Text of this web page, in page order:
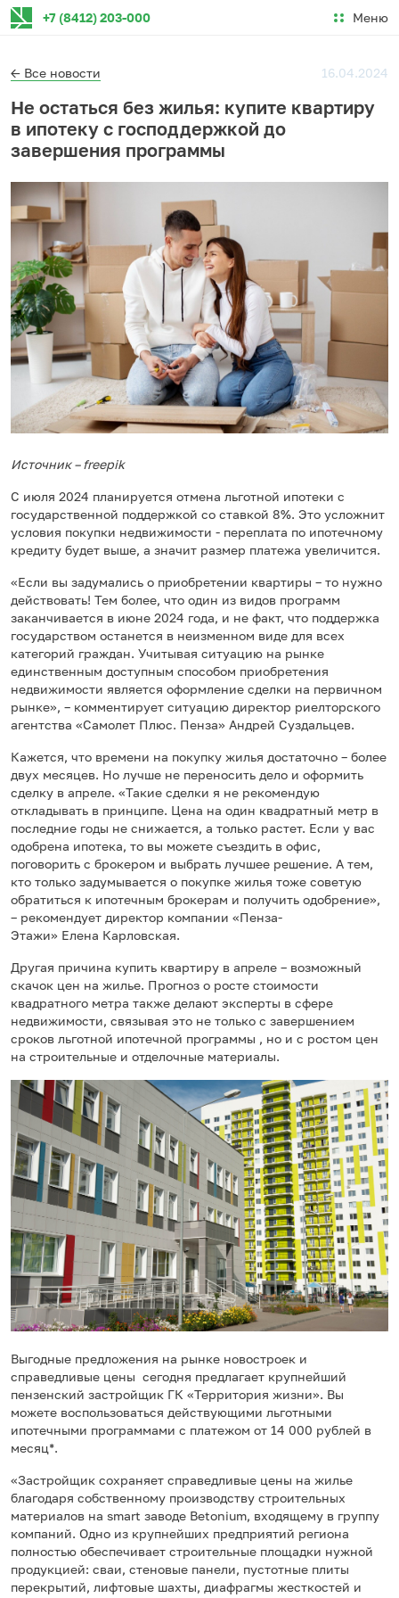
+7 (8412) 203-000 Меню
← Все новости 16.04.2024
Не остаться без жилья: купите квартиру
в ипотеку с господдержкой до
завершения программы
Источник – freepik
С июля 2024 планируется отмена льготной ипотеки с
государственной поддержкой со ставкой 8%. Это усложнит
условия покупки недвижимости - переплата по ипотечному
кредиту будет выше, а значит размер платежа увеличится.
«Если вы задумались о приобретении квартиры – то нужно
действовать! Тем более, что один из видов программ
заканчивается в июне 2024 года, и не факт, что поддержка
государством останется в неизменном виде для всех
категорий граждан. Учитывая ситуацию на рынке
единственным доступным способом приобретения
недвижимости является оформление сделки на первичном
рынке», – комментирует ситуацию директор риелторского
агентства «Самолет Плюс. Пенза» Андрей Суздальцев.
Кажется, что времени на покупку жилья достаточно – более
двух месяцев. Но лучше не переносить дело и оформить
сделку в апреле. «Такие сделки я не рекомендую
откладывать в принципе. Цена на один квадратный метр в
последние годы не снижается, а только растет. Если у вас
одобрена ипотека, то вы можете съездить в офис,
поговорить с брокером и выбрать лучшее решение. А тем,
кто только задумывается о покупке жилья тоже советую
обратиться к ипотечным брокерам и получить одобрение»,
– рекомендует директор компании «Пенза-
Этажи» Елена Карловская.
Другая причина купить квартиру в апреле – возможный
скачок цен на жилье. Прогноз о росте стоимости
квадратного метра также делают эксперты в сфере
недвижимости, связывая это не только с завершением
сроков льготной ипотечной программы , но и с ростом цен
на строительные и отделочные материалы.
Выгодные предложения на рынке новостроек и
справедливые цены сегодня предлагает крупнейший
пензенский застройщик ГК «Территория жизни». Вы
можете воспользоваться действующими льготными
ипотечными программами с платежом от 14 000 рублей в
месяц*.
«Застройщик сохраняет справедливые цены на жилье
благодаря собственному производству строительных
материалов на smart заводе Betonium, входящему в группу
компаний. Одно из крупнейших предприятий региона
полностью обеспечивает строительные площадки нужной
продукцией: сваи, стеновые панели, пустотные плиты
перекрытий, лифтовые шахты, диафрагмы жесткостей и